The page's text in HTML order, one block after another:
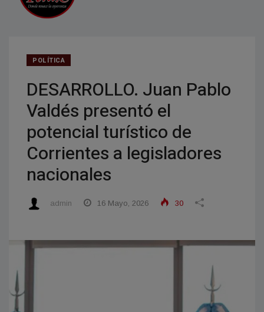
POLÍTICA
DESARROLLO. Juan Pablo
Valdés presentó el
potencial turístico de
Corrientes a legisladores
nacionales
admin 16 Mayo, 2026 30